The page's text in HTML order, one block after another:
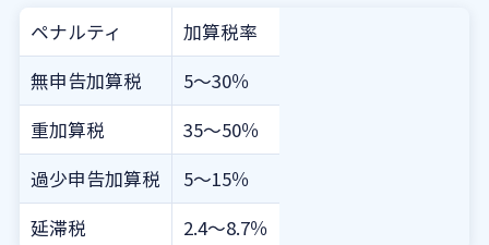
ペナルティ
加算税率
無申告加算税
5～30％
重加算税
35～50％
過少申告加算税
5～15％
延滞税
2.4～8.7％